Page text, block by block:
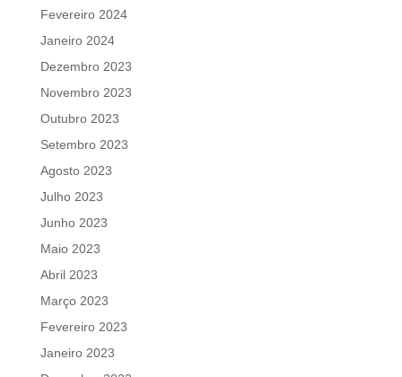
Fevereiro 2024
Janeiro 2024
Dezembro 2023
Novembro 2023
Outubro 2023
Setembro 2023
Agosto 2023
Julho 2023
Junho 2023
Maio 2023
Abril 2023
Março 2023
Fevereiro 2023
Janeiro 2023